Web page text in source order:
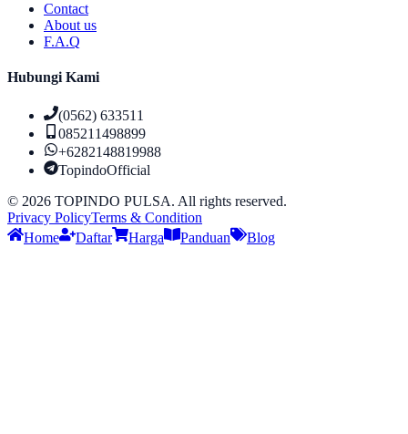
Contact
About us
F.A.Q
Hubungi Kami
(0562) 633511
085211498899
+6282148819988
TopindoOfficial
© 2026 TOPINDO PULSA. All rights reserved.
Privacy PolicyTerms & Condition
Home
Daftar Harga Panduan Blog